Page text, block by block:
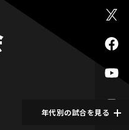
年代別の試合を見る